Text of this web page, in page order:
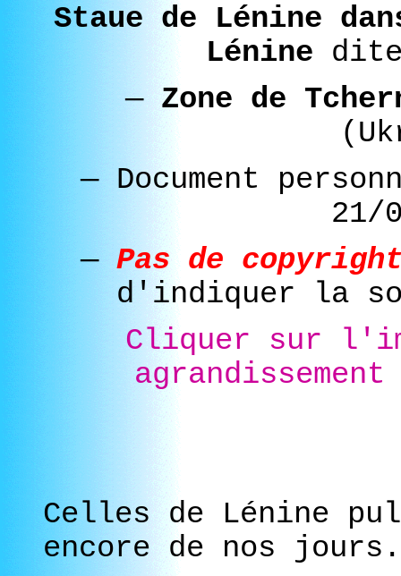
Staue de Lénine
Lénine
— Zone de
—Document
21/
— Pas de
d'indiquer la
Cliquer sur
Celles de Lénine
encore de nos